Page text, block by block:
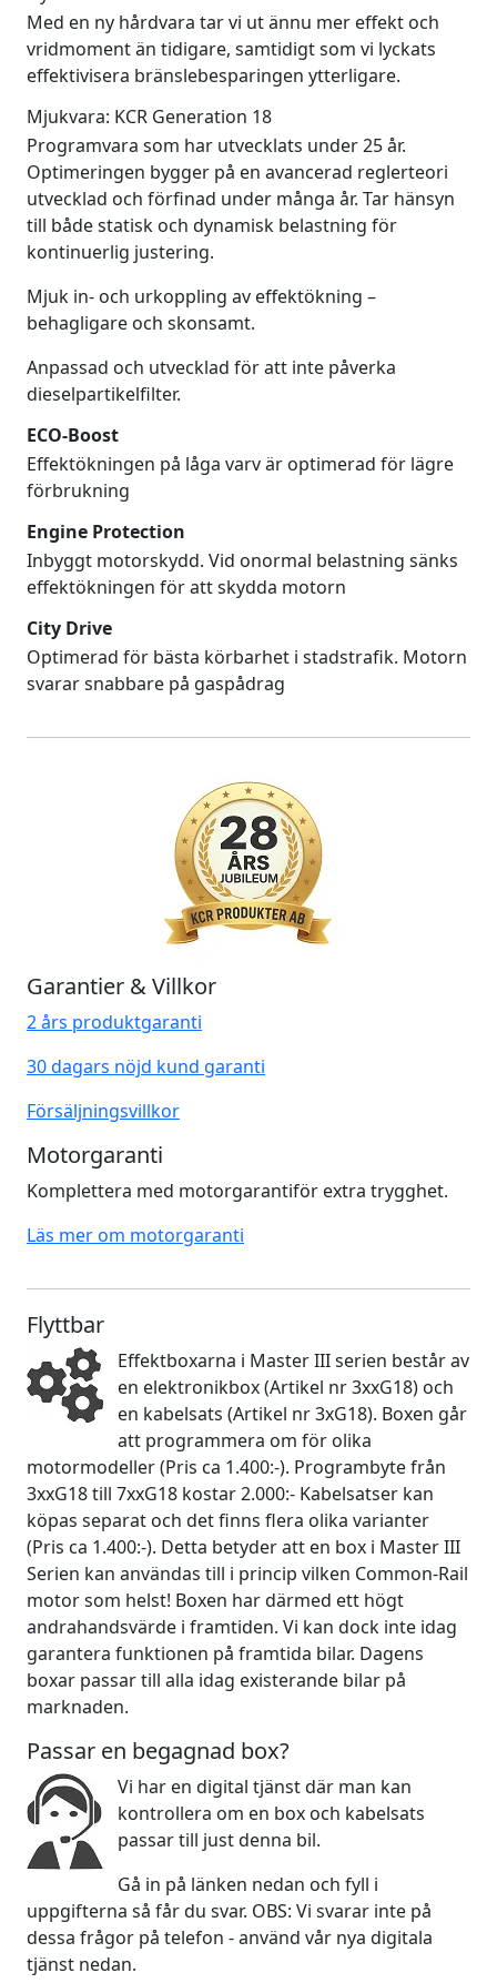
Med en ny hårdvara tar vi ut ännu mer effekt och
vridmoment än tidigare, samtidigt som vi lyckats
effektivisera bränslebesparingen ytterligare.
Mjukvara: KCR Generation 18
Programvara som har utvecklats under 25 år.
Optimeringen bygger på en avancerad reglerteori
utvecklad och förfinad under många år. Tar hänsyn
till både statisk och dynamisk belastning för
kontinuerlig justering.
Mjuk in- och urkoppling av effektökning –
behagligare och skonsamt.
Anpassad och utvecklad för att inte påverka
dieselpartikelfilter.
ECO-Boost
Effektökningen på låga varv är optimerad för lägre
förbrukning
Engine Protection
Inbyggt motorskydd. Vid onormal belastning sänks
effektökningen för att skydda motorn
City Drive
Optimerad för bästa körbarhet i stadstrafik. Motorn
svarar snabbare på gaspådrag
Garantier & Villkor
2 års produktgaranti
30 dagars nöjd kund garanti
Försäljningsvillkor
Motorgaranti
Komplettera med motorgarantiför extra trygghet.
Läs mer om motorgaranti
Flyttbar
Effektboxarna i Master III serien består av
en elektronikbox (Artikel nr 3xxG18) och
en kabelsats (Artikel nr 3xG18). Boxen går
att programmera om för olika
motormodeller (Pris ca 1.400:-). Programbyte från
3xxG18 till 7xxG18 kostar 2.000:- Kabelsatser kan
köpas separat och det finns flera olika varianter
(Pris ca 1.400:-). Detta betyder att en box i Master III
Serien kan användas till i princip vilken Common-Rail
motor som helst! Boxen har därmed ett högt
andrahandsvärde i framtiden. Vi kan dock inte idag
garantera funktionen på framtida bilar. Dagens
boxar passar till alla idag existerande bilar på
marknaden.
Passar en begagnad box?
Vi har en digital tjänst där man kan
kontrollera om en box och kabelsats
passar till just denna bil.
Gå in på länken nedan och fyll i
uppgifterna så får du svar. OBS: Vi svarar inte på
dessa frågor på telefon - använd vår nya digitala
tjänst nedan.